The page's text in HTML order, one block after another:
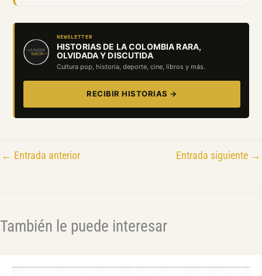
NEWSLETTER
HISTORIAS DE LA COLOMBIA RARA,
OLVIDADA Y DISCUTIDA
Cultura pop, historia, deporte, cine, libros y más.
RECIBIR HISTORIAS →
← Entrada anterior Entrada siguiente →
También le puede interesar